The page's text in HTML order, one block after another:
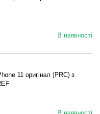
В наявності
11 оригінал (PRC) з